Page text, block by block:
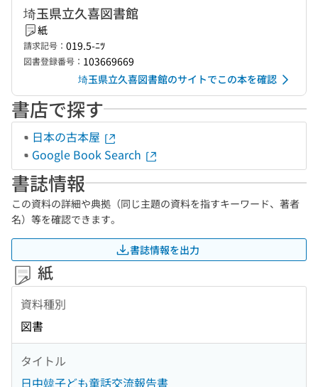
埼玉県立久喜図書館
紙
請求記号： 019.5-ﾆﾂ
図書登録番号： 103669669
埼玉県立久喜図書館のサイトでこの本を確認
書店で探す
日本の古本屋
Google Book Search
書誌情報
この資料の詳細や典拠（同じ主題の資料を指すキーワード、著者
名）等を確認できます。
書誌情報を出力
紙
資料種別
図書
タイトル
日中韓子ども童話交流報告書